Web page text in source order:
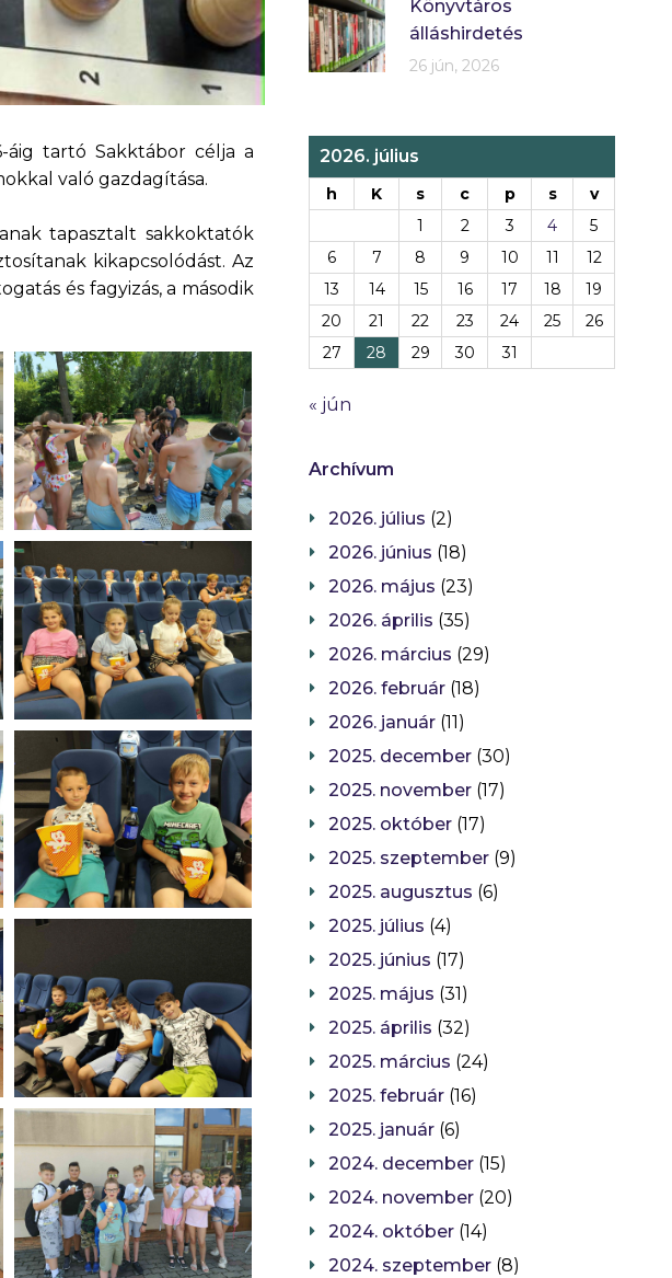
áig tartó Sakktábor célja a
való gazdagítása.
tapasztalt sakkoktatók
kikapcsolódást. Az
és fagyizás, a második
Könyvtáros
álláshirdetés
26 jún, 2026
2026. július
h K s c p s
v
1
2 3 4
5
6
7 8 9 10 11
12
13
14 15 16 17 18
19
20
21 22 23 24 25
26
27
28 29 30 31
« jún
Archívum
2026. július (2)
2026. június (18)
2026. május (23)
2026. április (35)
2026. március (29)
2026. február (18)
2026. január (11)
2025. december (30)
2025. november (17)
2025. október (17)
2025. szeptember (9)
2025. augusztus (6)
2025. július (4)
2025. június (17)
2025. május (31)
2025. április (32)
2025. március (24)
2025. február (16)
2025. január (6)
2024. december (15)
2024. november (20)
2024. október (14)
2024. szeptember (8)